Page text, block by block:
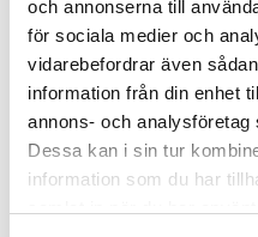
och annonserna till
för sociala medier och
vidarebefordrar även
information från din enhet
annons- och
Dessa kan i sin tur
information som du har
Lämna
Välkommen att höra av
Cura och våra
att vara anonym eller
Läs mer